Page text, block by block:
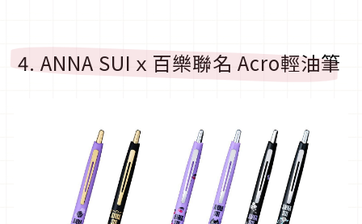
4. ANNA SUIｘ百樂聯名 Acro輕油筆